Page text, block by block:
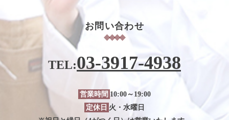
お問い合わせ
TEL:03-3917-4938
営業時間 10:00～19:00
定休日 火・水曜日